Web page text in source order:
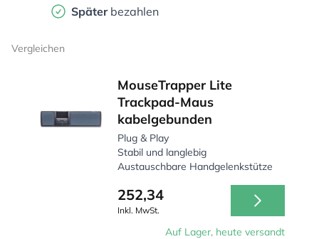
Später bezahlen
Vergleichen
MouseTrapper Lite
Trackpad-Maus
kabelgebunden
Plug & Play
Stabil und langlebig
Austauschbare Handgelenkstütze
252,34
Inkl. MwSt.
Auf Lager, heute versandt